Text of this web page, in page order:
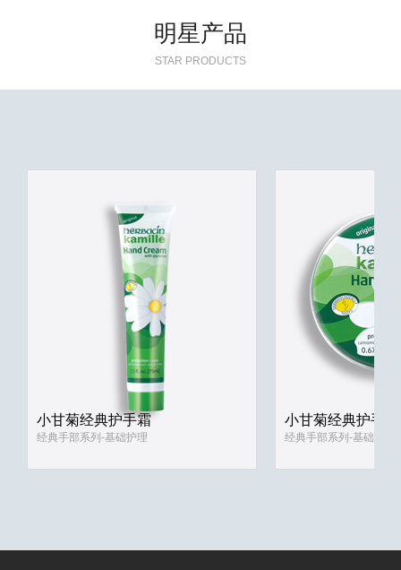
明星产品
STAR PRODUCTS
小甘菊经典护手霜
经典手部系列-基础护理
小甘菊经典护手霜
经典手部系列-基础护理